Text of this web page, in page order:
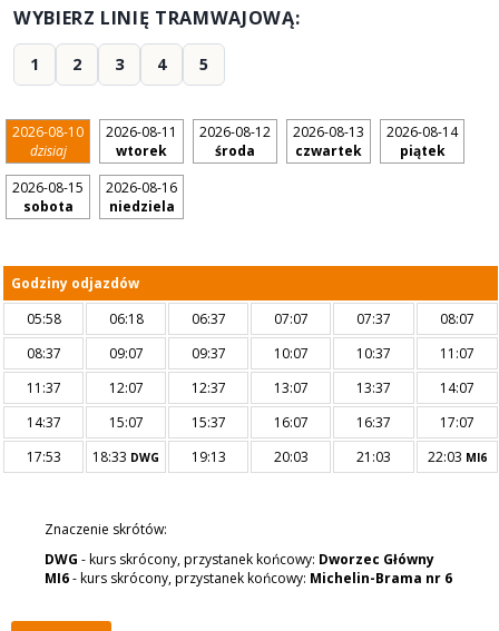
WYBIERZ LINIĘ TRAMWAJOWĄ:
1 2 3 4 5
2026-08-10
dzisiaj
2026-08-11
wtorek
2026-08-12
środa
2026-08-13
czwartek
2026-08-14
piątek
2026-08-15
sobota
2026-08-16
niedziela
Godziny odjazdów
05:58
06:18 06:37 07:07 07:37
08:07
08:37
09:07 09:37 10:07 10:37
11:07
11:37
12:07 12:37 13:07 13:37
14:07
14:37
15:07 15:37 16:07 16:37
17:07
17:53
18:33 DWG 19:13 20:03 21:03 22:03 MI6
Znaczenie skrótów:
DWG - kurs skrócony, przystanek końcowy: Dworzec Główny
MI6- kurs skrócony, przystanek końcowy: Michelin-Brama nr 6